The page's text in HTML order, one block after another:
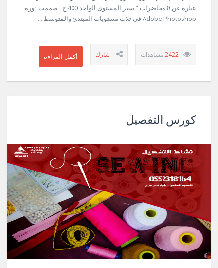
عبارة عن 8 محاضرات ” سعر المستوى الواحد 400 ج . صممت دورة
Adobe Photoshop في ثلاث مستويات المبتدئ والمتوسط ...
2422
كورس التفصيل